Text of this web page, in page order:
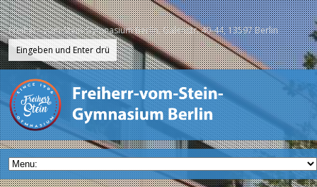
Freiherr-vom-Stein-Gymnasium Berlin, Galenstr. 40-44, 13597 Berlin